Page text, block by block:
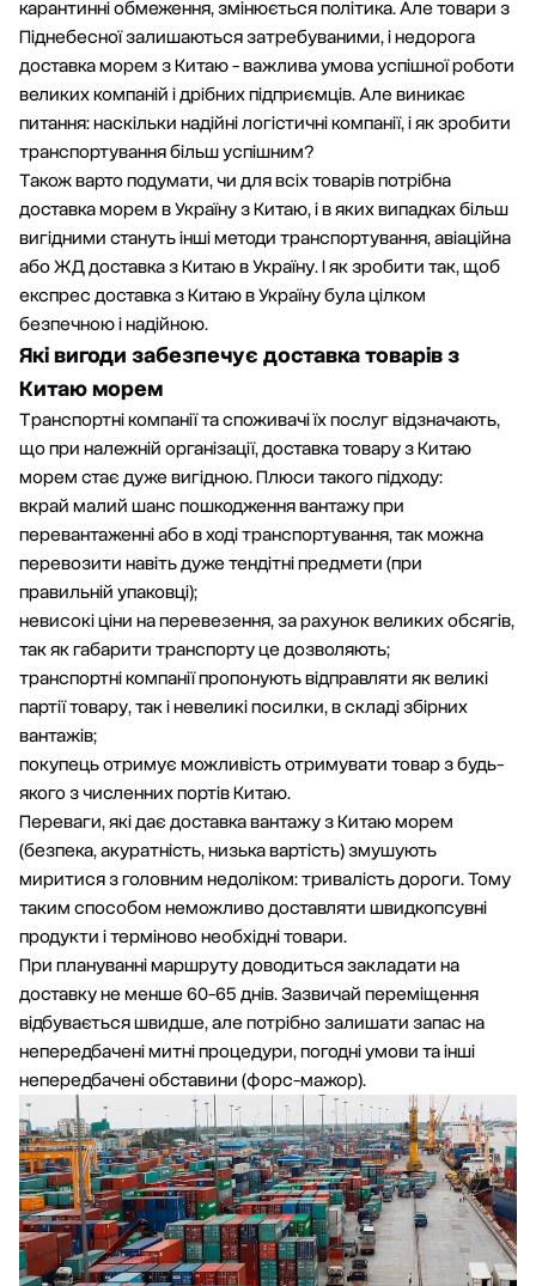
карантинні обмеження, змінюється політика. Але товари з
Піднебесної залишаються затребуваними, і недорога
доставка морем з Китаю - важлива умова успішної роботи
великих компаній і дрібних підприємців. Але виникає
питання: наскільки надійні логістичні компанії, і як зробити
транспортування більш успішним?
Також варто подумати, чи для всіх товарів потрібна
доставка морем в Україну з Китаю, і в яких випадках більш
вигідними стануть інші методи транспортування, авіаційна
абоЖД доставка з Китаю в Україну. І як зробити так, щоб
експрес доставка з Китаю в Українубула цілком
безпечною і надійною.
Які вигоди забезпечує доставка товарів з
Китаю морем
Транспортні компанії та споживачі їх послуг відзначають,
що при належній організації, доставка товару з Китаю
морем стає дуже вигідною. Плюси такого підходу:
вкрай малий шанс пошкодження вантажу при
перевантаженні або в ході транспортування, так можна
перевозити навіть дуже тендітні предмети (при
правильній упаковці);
невисокі ціни на перевезення, за рахунок великих обсягів,
так як габарити транспорту це дозволяють;
транспортні компанії пропонують відправляти як великі
партії товару, так і невеликі посилки, в складі збірних
вантажів;
покупець отримує можливість отримувати товар з будь-
якого з численних портів Китаю.
Переваги, які даєдоставка вантажу з Китаю морем
(безпека, акуратність, низька вартість) змушують
миритися з головним недоліком: тривалість дороги. Тому
таким способом неможливо доставляти швидкопсувні
продукти і терміново необхідні товари.
При плануванні маршруту доводиться закладати на
доставку не менше 60-65 днів. Зазвичай переміщення
відбувається швидше, але потрібно залишати запас на
непередбачені митні процедури, погодні умови та інші
непередбачені обставини (форс-мажор).